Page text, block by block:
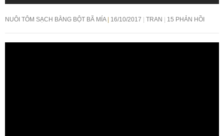
NUÔI TÔM SẠCH BẰNG BỘT BÃ MÍA 16/10/2017 TRAN 15 PHẢN HỒI